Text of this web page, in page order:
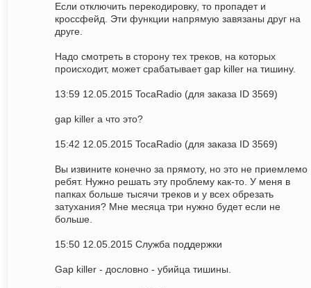
Если отключить перекодировку, то пропадет и
кроссфейд. Эти функции напрямую завязаны друг на
друге.
Надо смотреть в сторону тех треков, на которых
происходит, может срабатывает gap killer на тишину.
13:59 12.05.2015 TocaRadio (для заказа ID 3569)
gap killer а что это?
15:42 12.05.2015 TocaRadio (для заказа ID 3569)
Вы извините конечно за прямоту, но это не приемлемо
ребят. Нужно решать эту проблему как-то. У меня в
папках больше тысячи треков и у всех обрезать
затухания? Мне месяца три нужно будет если не
больше.
15:50 12.05.2015 Служба поддержки
Gap killer - дословно - убийца тишины.